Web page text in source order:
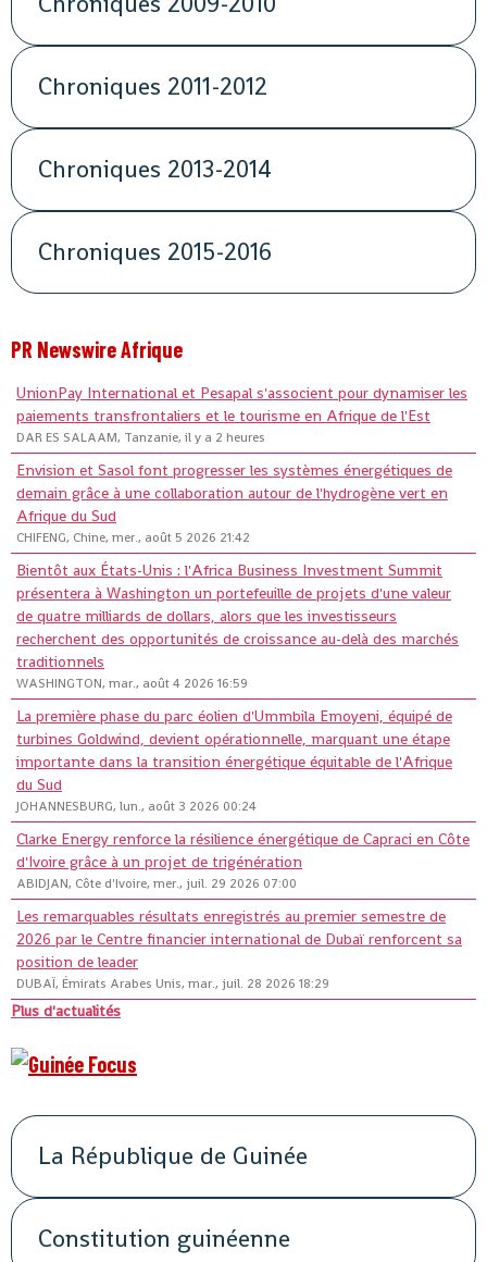
Chroniques 2011-2012
Chroniques 2013-2014
Chroniques 2015-2016
PR Newswire Afrique
UnionPay International et Pesapal s'associent pour dynamiser les
paiements transfrontaliers et le tourisme en Afrique de l'Est
DAR ES SALAAM, Tanzanie, il y a 2 heures
Envision et Sasol font progresser les systèmes énergétiques de
demain grâce à une collaboration autour de l'hydrogène vert en
Afrique du Sud
CHIFENG, Chine, mer., août 5 2026 21:42
Bientôt aux États-Unis : l'Africa Business Investment Summit
présentera à Washington un portefeuille de projets d'une valeur
de quatre milliards de dollars, alors que les investisseurs
recherchent des opportunités de croissance au-delà des marchés
traditionnels
WASHINGTON, mar., août 4 2026 16:59
La première phase du parc éolien d'Ummbila Emoyeni, équipé de
turbines Goldwind, devient opérationnelle, marquant une étape
importante dans la transition énergétique équitable de l'Afrique
du Sud
JOHANNESBURG, lun., août 3 2026 00:24
Clarke Energy renforce la résilience énergétique de Capraci en Côte
d'Ivoire grâce à un projet de trigénération
ABIDJAN, Côte d'Ivoire, mer., juil. 29 2026 07:00
Les remarquables résultats enregistrés au premier semestre de
2026 par le Centre financier international de Dubaï renforcent sa
position de leader
DUBAÏ, Émirats Arabes Unis, mar., juil. 28 2026 18:29
Plus d'actualités
La République de Guinée
Constitution guinéenne